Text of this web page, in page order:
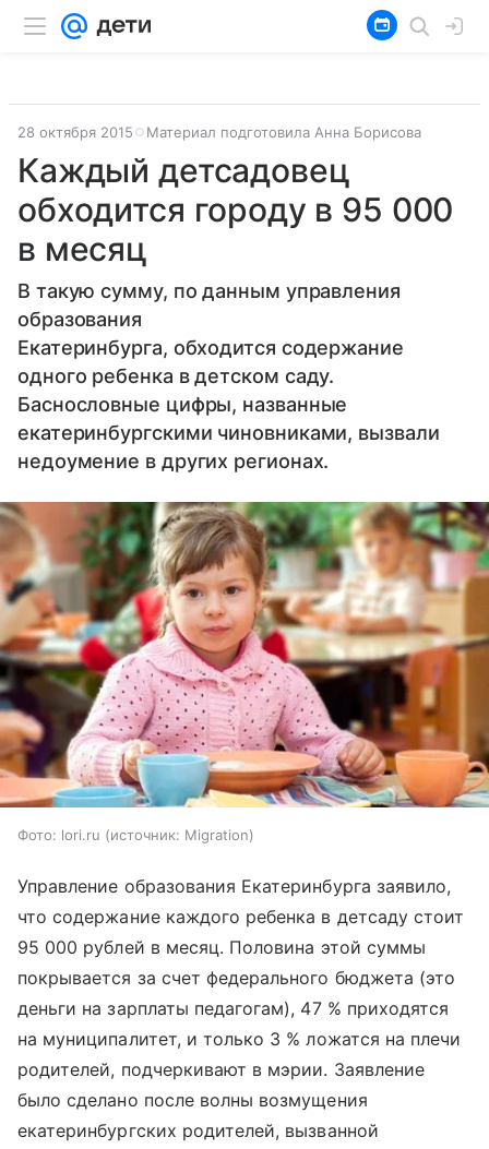
28 октября 2015 Материал подготовила Анна Борисова
Каждый детсадовец
обходится городу в 95 000
в месяц
В такую сумму, по данным управления
образования
Екатеринбурга, обходится содержание
одного ребенка в детском саду.
Баснословные цифры, названные
екатеринбургскими чиновниками, вызвали
недоумение в других регионах.
Фото: lori.ru источник: Migration
Управление образования Екатеринбурга заявило,
что содержание каждого ребенка в детсаду стоит
95 000 рублей в месяц. Половина этой суммы
покрывается за счет федерального бюджета (это
деньги на зарплаты педагогам), 47 % приходятся
на муниципалитет, и только 3 % ложатся на плечи
родителей, подчеркивают в мэрии. Заявление
было сделано после волны возмущения
екатеринбургских родителей, вызванной